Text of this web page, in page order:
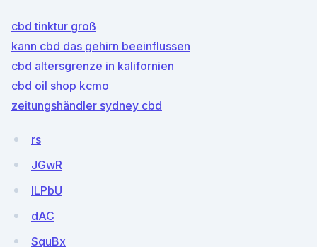
cbd tinktur groß
kann cbd das gehirn beeinflussen
cbd altersgrenze in kalifornien
cbd oil shop kcmo
zeitungshändler sydney cbd
rs
JGwR
lLPbU
dAC
SquBx